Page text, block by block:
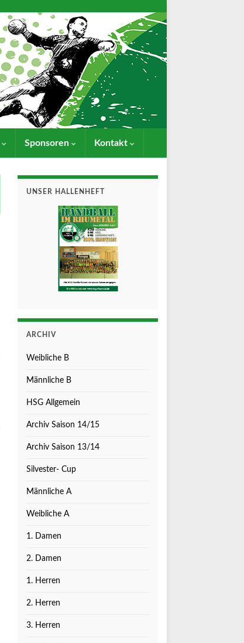
Sponsoren Kontakt
UNSER HALLENHEFT
ARCHIV
Weibliche B
Männliche B
HSG Allgemein
Archiv Saison 14/15
Archiv Saison 13/14
Silvester- Cup
Männliche A
Weibliche A
1. Damen
2. Damen
1. Herren
2. Herren
3. Herren